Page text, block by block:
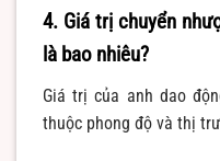
4. Giá trị chuyển
là bao nhiêu?
Giá trị của anh dao
thuộc phong độ và thị